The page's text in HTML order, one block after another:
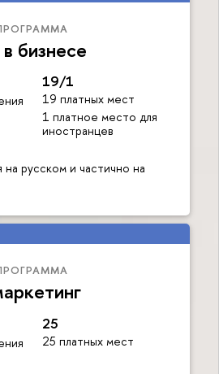
бизнесе
19/1
19 платных мест
1 платное место для
иностранцев
русском и частично на
25
25 платных мест